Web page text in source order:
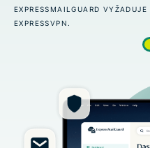
AKTIVNÍ PŘEDPLATNÉ